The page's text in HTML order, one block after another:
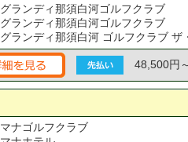
グランディ那須白河ゴルフクラブ
グランディ那須白河ゴルフクラブ
グランディ那須白河 ゴルフクラブ ザ
48,500円
マナゴルフクラブ